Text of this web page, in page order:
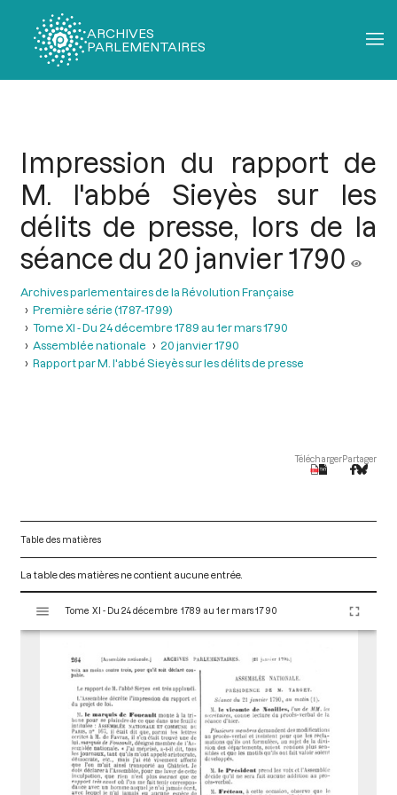
ARCHIVES
PARLEMENTAIRES
Impression du rapport de
M. l'abbé Sieyès sur les
délits de presse, lors de la
séance du 20 janvier 1790
Archives parlementaires de la Révolution Française
Première série (1787-1799)
Tome XI - Du 24 décembre 1789 au 1er mars 1790
Assemblée nationale
20 janvier 1790
Rapport par M. l'abbé Sieyès sur les délits de presse
TéléchargerPartager
Table des matières
La table des matières ne contient aucune entrée.
s
Tome XI - Du 24 décembre 1789 au 1er mars 1790